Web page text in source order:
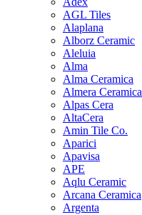
AGL Tiles
Alaplana
Alborz Ceramic
Aleluia
Alma
Alma Ceramica
Almera Ceramica
Alpas Cera
AltaCera
Amin Tile Co.
Aparici
Apavisa
APE
Aqlu Ceramic
Arcana Ceramica
Argenta